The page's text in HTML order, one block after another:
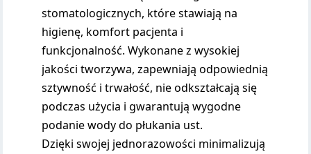
stomatologicznych, które stawiają na
higienę, komfort pacjenta i
funkcjonalność. Wykonane z wysokiej
jakości tworzywa, zapewniają odpowiednią
sztywność i trwałość, nie odkształcają się
podczas użycia i gwarantują wygodne
podanie wody do płukania ust.
Dzięki swojej jednorazowości minimalizują